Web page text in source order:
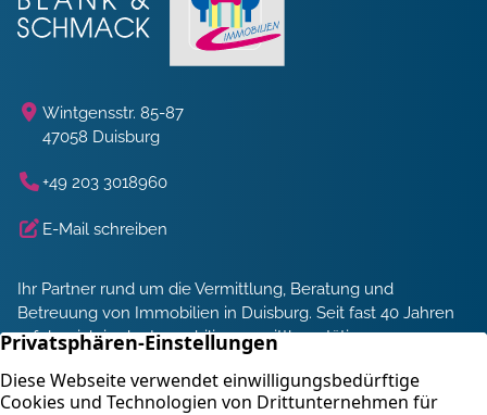
Wintgensstr. 85-87
47058 Duisburg
+49 203 3018960
E-Mail schreiben
Ihr Partner rund um die Vermittlung, Beratung und
Betreuung von Immobilien in Duisburg. Seit fast 40 Jahren
erfolgreich in der Immobilienvermittlung tätig.
Energieberatung und Service